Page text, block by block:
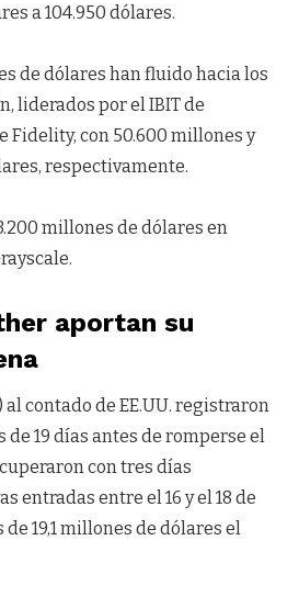
a 104.950 dólares.
de dólares han fluido hacia los
liderados por el IBIT de
Fidelity, con 50.600 millones y
respectivamente.
millones de dólares en
aportan su
al contado de EE.UU. registraron
de 19 días antes de romperse el
con tres días
entradas entre el 16 y el 18 de
19,1 millones de dólares el